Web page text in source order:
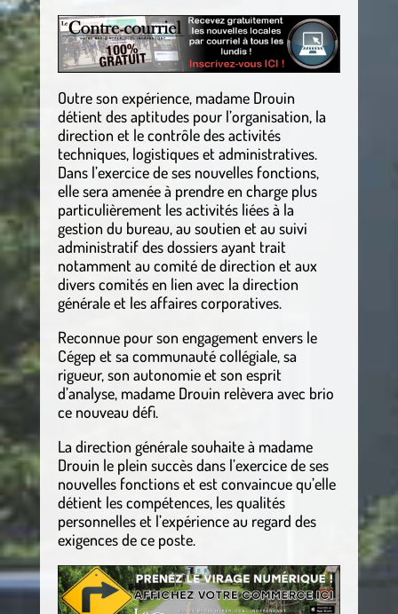
Outre son expérience, madame Drouin
détient des aptitudes pour l’organisation, la
direction et le contrôle des activités
techniques, logistiques et administratives.
Dans l’exercice de ses nouvelles fonctions,
elle sera amenée à prendre en charge plus
particulièrement les activités liées à la
gestion du bureau, au soutien et au suivi
administratif des dossiers ayant trait
notamment au comité de direction et aux
divers comités en lien avec la direction
générale et les affaires corporatives.
Reconnue pour son engagement envers le
Cégep et sa communauté collégiale, sa
rigueur, son autonomie et son esprit
d’analyse, madame Drouin relèvera avec brio
ce nouveau défi.
La direction générale souhaite à madame
Drouin le plein succès dans l’exercice de ses
nouvelles fonctions et est convaincue qu’elle
détient les compétences, les qualités
personnelles et l’expérience au regard des
exigences de ce poste.